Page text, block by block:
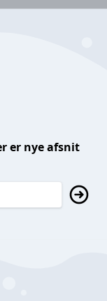
er nye afsnit